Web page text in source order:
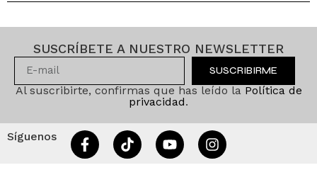
SUSCRÍBETE A NUESTRO NEWSLETTER
SUSCRIBIRME
Al suscribirte, confirmas que has leído la Política de
privacidad.
Síguenos